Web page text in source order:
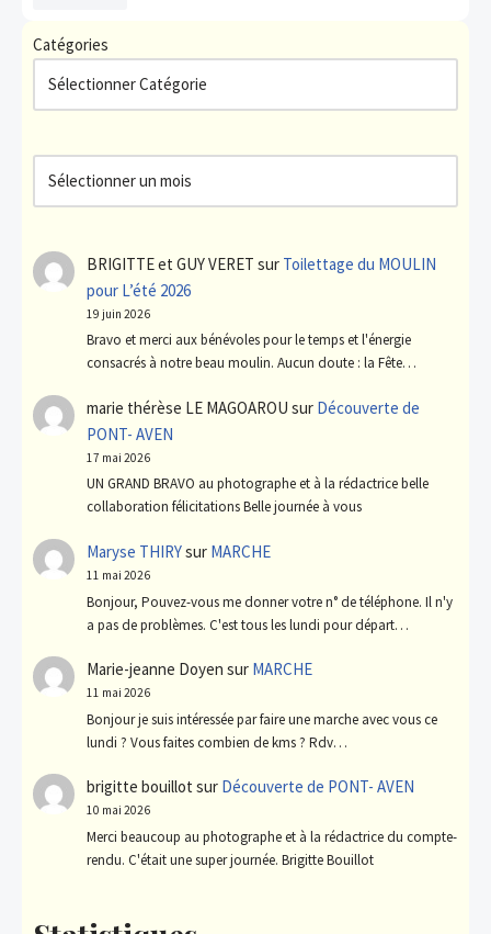
Catégories
BRIGITTE et GUY VERET sur Toilettage du MOULIN
pour L’été 2026
19 juin 2026
Bravo et merci aux bénévoles pour le temps et l'énergie
consacrés à notre beau moulin. Aucun doute : la Fête…
marie thérèse LE MAGOAROU sur Découverte de
PONT- AVEN
17 mai 2026
UN GRAND BRAVO au photographe et à la rédactrice belle
collaboration félicitations Belle journée à vous
Maryse THIRYsur MARCHE
11 mai 2026
Bonjour, Pouvez-vous me donner votre n° de téléphone. Il n'y
a pas de problèmes. C'est tous les lundi pour départ…
Marie-jeanne Doyen sur MARCHE
11 mai 2026
Bonjour je suis intéressée par faire une marche avec vous ce
lundi ? Vous faites combien de kms ? Rdv…
brigitte bouillot sur Découverte de PONT- AVEN
10 mai 2026
Merci beaucoup au photographe et à la rédactrice du compte-
rendu. C'était une super journée. Brigitte Bouillot